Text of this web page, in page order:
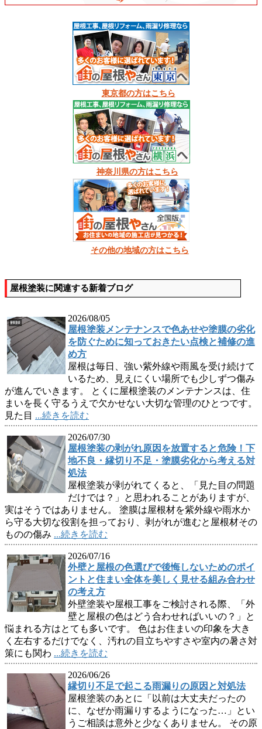
東京都の方はこちら
神奈川県の方はこちら
その他の地域の方はこちら
屋根塗装に関連する新着ブログ
2026/08/05
屋根塗装メンテナンスで色あせや塗膜の劣化
を防ぐために知っておきたい点検と補修の進
め方
屋根は毎日、強い紫外線や雨風を受け続けて
いるため、見えにくい場所でも少しずつ傷み
が進んでいきます。 とくに屋根塗装のメンテナンスは、住
まいを長く守るうえで欠かせない大切な管理のひとつです。
見た目 ...続きを読む
2026/07/30
屋根塗装の剥がれ原因を放置すると危険！下
地不良・縁切り不足・塗膜劣化から考える対
処法
屋根塗装が剥がれてくると、「見た目の問題
だけでは？」と思われることがありますが、
実はそうではありません。 塗膜は屋根材を紫外線や雨水か
ら守る大切な役割を担っており、剥がれが進むと屋根材その
ものの傷み ...続きを読む
2026/07/16
外壁と屋根の色選びで後悔しないためのポイ
ントと住まい全体を美しく見せる組み合わせ
の考え方
外壁塗装や屋根工事をご検討される際、「外
壁と屋根の色はどう合わせればいいの？」と
悩まれる方はとても多いです。 色はお住まいの印象を大き
く左右するだけでなく、汚れの目立ちやすさや室内の暑さ対
策にも関わ ...続きを読む
2026/06/26
縁切り不足で起こる雨漏りの原因と対処法
屋根塗装のあとに「以前は大丈夫だったの
に、なぜか雨漏りするようになった…」とい
うご相談は意外と少なくありません。 その原